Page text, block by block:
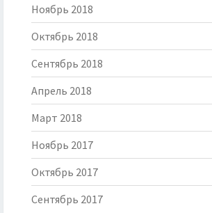
Ноябрь 2018
Октябрь 2018
Сентябрь 2018
Апрель 2018
Март 2018
Ноябрь 2017
Октябрь 2017
Сентябрь 2017